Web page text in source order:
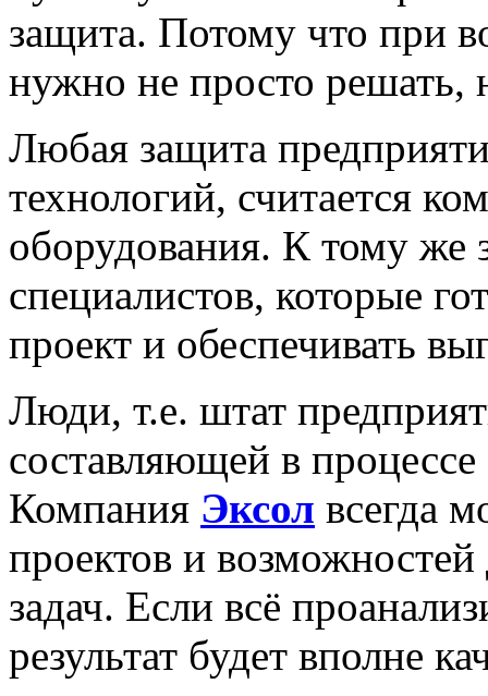
защита. Потому что при
нужно не просто решать,
Любая защита
технологий, считается
оборудования. К тому же
специалистов, которые
проект и обеспечивать
Люди, т.е. штат
составляющей в
Компания Эксол всегда
проектов и
задач. Если всё
результат будет вполне